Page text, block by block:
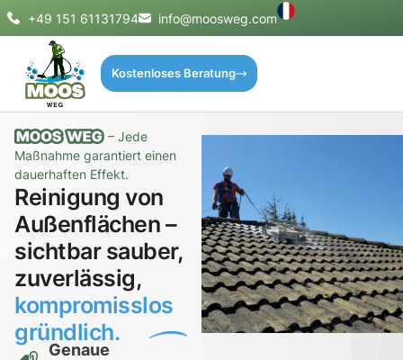
+49 151 61131794 info@moosweg.com
Kostenloses Beratung
– Jede
Maßnahme garantiert einen
dauerhaften Effekt.
Reinigung von
Außenflächen –
sichtbar sauber,
zuverlässig,
kompromisslos
gründlich.
Genaue